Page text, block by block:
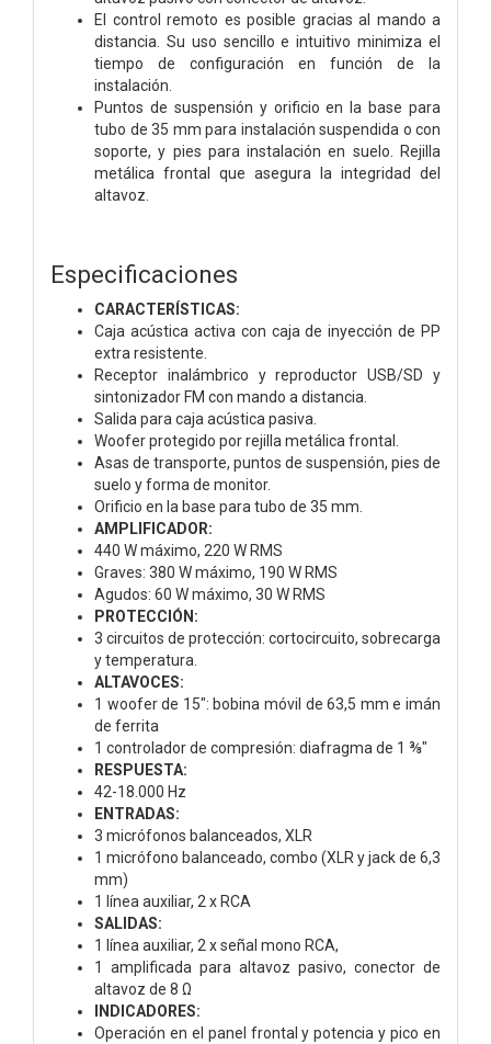
El control remoto es posible gracias al mando a
distancia. Su uso sencillo e intuitivo minimiza el
tiempo de configuración en función de la
instalación.
Puntos de suspensión y orificio en la base para
tubo de 35 mm para instalación suspendida o con
soporte, y pies para instalación en suelo. Rejilla
metálica frontal que asegura la integridad del
altavoz.
Especificaciones
CARACTERÍSTICAS:
Caja acústica activa con caja de inyección de PP
extra resistente.
Receptor inalámbrico y reproductor USB/SD y
sintonizador FM con mando a distancia.
Salida para caja acústica pasiva.
Woofer protegido por rejilla metálica frontal.
Asas de transporte, puntos de suspensión, pies de
suelo y forma de monitor.
Orificio en la base para tubo de 35 mm.
AMPLIFICADOR:
440 W máximo, 220 W RMS
Graves: 380 W máximo, 190 W RMS
Agudos: 60 W máximo, 30 W RMS
PROTECCIÓN:
3 circuitos de protección: cortocircuito, sobrecarga
y temperatura.
ALTAVOCES:
1 woofer de 15": bobina móvil de 63,5 mm e imán
de ferrita
1 controlador de compresión: diafragma de 1 ⅜"
RESPUESTA:
42-18.000 Hz
ENTRADAS:
3 micrófonos balanceados, XLR
1 micrófono balanceado, combo (XLR y jack de 6,3
mm)
1 línea auxiliar, 2 x RCA
SALIDAS:
1 línea auxiliar, 2 x señal mono RCA,
1 amplificada para altavoz pasivo, conector de
altavoz de 8 Ω
INDICADORES:
Operación en el panel frontal y potencia y pico en